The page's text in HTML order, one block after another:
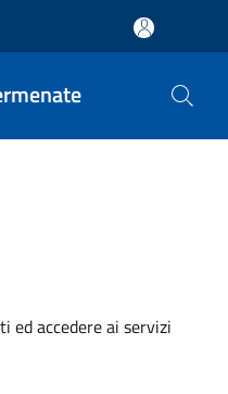
ed accedere ai servizi